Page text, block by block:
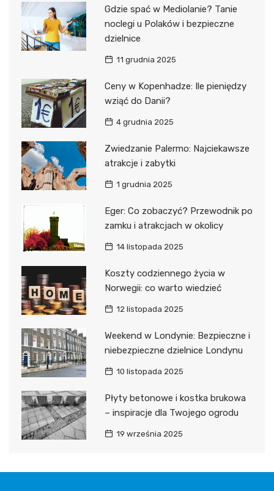
Gdzie spać w Mediolanie? Tanie
noclegi u Polaków i bezpieczne
dzielnice
11 grudnia 2025
Ceny w Kopenhadze: Ile pieniędzy
wziąć do Danii?
4 grudnia 2025
Zwiedzanie Palermo: Najciekawsze
atrakcje i zabytki
1 grudnia 2025
Eger: Co zobaczyć? Przewodnik po
zamku i atrakcjach w okolicy
14 listopada 2025
Koszty codziennego życia w
Norwegii: co warto wiedzieć
12 listopada 2025
Weekend w Londynie: Bezpieczne i
niebezpieczne dzielnice Londynu
10 listopada 2025
Płyty betonowe i kostka brukowa
– inspiracje dla Twojego ogrodu
19 września 2025